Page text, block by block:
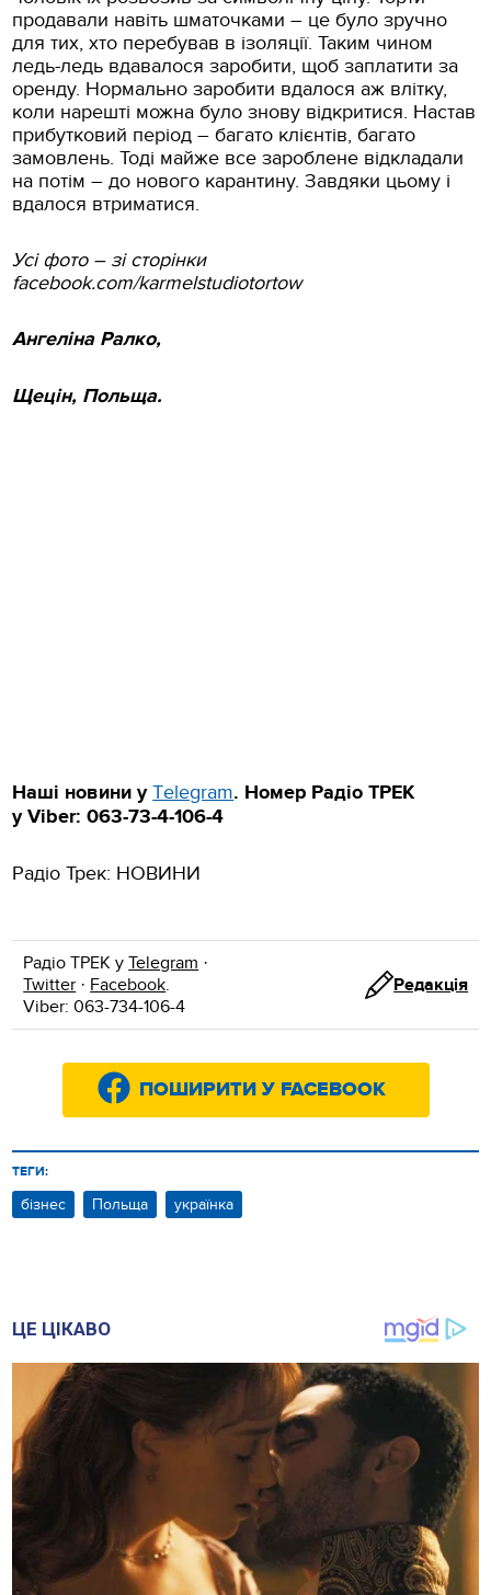
продавали навіть шматочками – це було зручно
для тих, хто перебував в ізоляції. Таким чином
ледь-ледь вдавалося заробити, щоб заплатити за
оренду. Нормально заробити вдалося аж влітку,
коли нарешті можна було знову відкритися. Настав
прибутковий період – багато клієнтів, багато
замовлень. Тоді майже все зароблене відкладали
на потім – до нового карантину. Завдяки цьому і
вдалося втриматися.
Усі фото – зі сторінки
facebook.com/karmelstudiotortow
Ангеліна Ралко,
Щецін, Польща.
Наші новини у Тelegram. Номер Радіо ТРЕК
у Viber: 063-73-4-106-4
Радіо Трек: НОВИНИ
Радіо ТРЕК уTelegram ·
Twitter · Facebook.
Viber: 063-734-106-4
Редакція
ПОШИРИТИ У FACEBOOK
ТЕГИ:
бізнес Польща українка
ЦЕ ЦІКАВО